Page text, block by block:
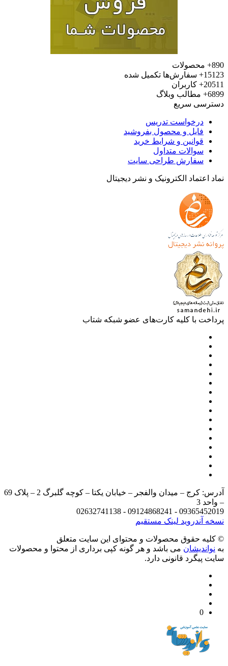
محصولات
سفارش‌ها تکمیل شده
کاربران
مطالب وبلاگ
سریع
درخواست تدریس
فایل و محصول بفروشید
قوانین و شرایط خرید
سوالات متداول
سفارش طراحی سایت
اعتماد الکترونیک و نشر دیجیتال
با کلیه کارت‌های عضو شبکه شتاب
آدرس: کرج – میدان والفجر – خیابان یکتا – کوچه گلبرگ 2 – پلاک 69
3
09365452019 - 09124868241 -
آندرویدلینک مستقیم
حقوق محصولات و محتوای اين سایت متعلق
می باشد و هر گونه کپی برداری از محتوا و محصولات
پیگرد قانونی دارد.